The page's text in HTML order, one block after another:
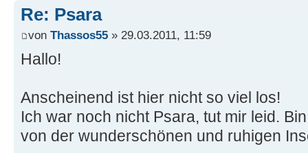
Re: Psara
von Thassos55 » 29.03.2011, 11:59
Hallo!
Anscheinend ist hier nicht so viel los!
Ich war noch nicht Psara, tut mir leid.
von der wunderschönen und ruhigen